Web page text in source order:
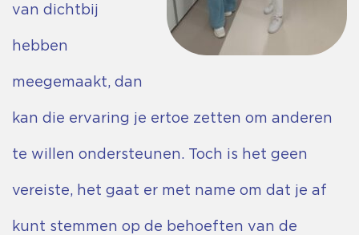
van dichtbij
hebben
meegemaakt, dan
kan die ervaring je ertoe zetten om anderen
te willen ondersteunen. Toch is het geen
vereiste, het gaat er met name om dat je af
kunt stemmen op de behoeften van de